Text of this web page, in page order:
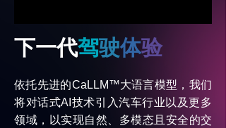
下一代驾驶体验
依托先进的CaLLM™大语言模型，我们
将对话式AI 技术引入汽车行业以及更多
领域，以实现自然、多模态且安全的交
0%
0%